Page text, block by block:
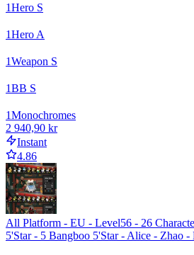
1Hero S
1Hero A
1Weapon S
1BB S
1Monochromes
2 940,90 kr
Instant
4.86
All Platform - EU - Level56 - 26
5'Star - 5 Bangboo 5'Star - Alice - Zhao -